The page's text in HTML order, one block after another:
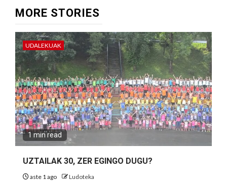
MORE STORIES
UDALEKUAK
1 min read
UZTAILAK 30, ZER EGINGO DUGU?
aste 1 ago Ludoteka